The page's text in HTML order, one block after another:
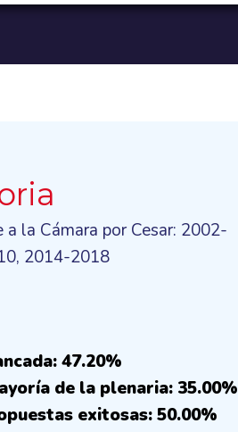
a la Cámara por Cesar: 2002-
2014-2018
47.20%
de la plenaria: 35.00%
exitosas: 50.00%